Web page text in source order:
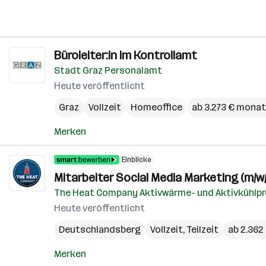
Büroleiter:in im Kontrollamt
Stadt Graz Personalamt
Heute veröffentlicht
Graz
Vollzeit Homeoffice ab 3.273 €
Merken
Einblicke
Mitarbeiter Social Media Marketing (m/
The Heat Company Aktivwärme- und
Heute veröffentlicht
Deutschlandsberg
Vollzeit, Teilzeit ab
Merken